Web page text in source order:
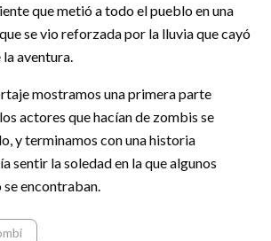
que metió a todo el pueblo en una
se vio reforzada por la lluvia que cayó
aventura.
mostramos una primera parte
actores que hacían de zombis se
y terminamos con una historia
sentir la soledad en la que algunos
encontraban.